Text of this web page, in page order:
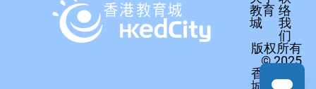
教育
城
络
我
们
版权所有
© 2025
香港教育
城有限公